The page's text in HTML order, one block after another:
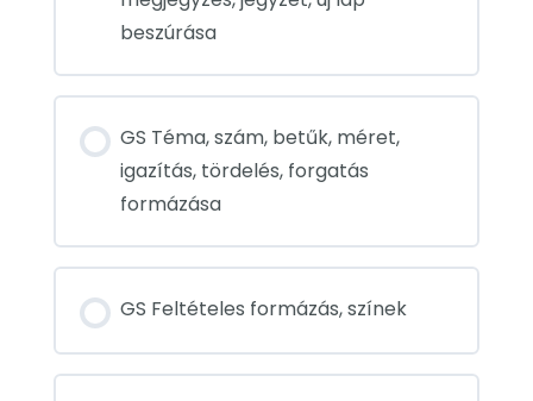
beszúrása
GS Téma, szám, betűk, méret,
igazítás, tördelés, forgatás
formázása
GS Feltételes formázás, színek